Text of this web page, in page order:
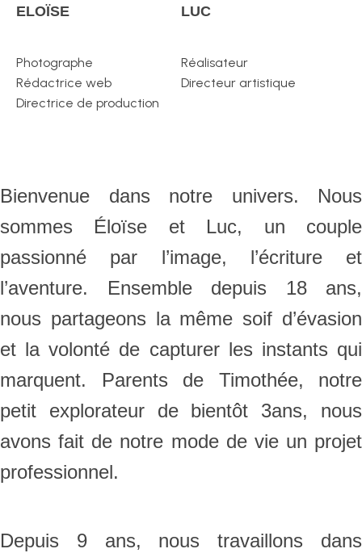
ELOÏSE
Photographe
Rédactrice web
Directrice de production
LUC
Réalisateur
Directeur artistique
Bienvenue dans notre univers. Nous
sommes Éloïse et Luc, un couple
passionné par l’image, l’écriture et
l’aventure. Ensemble depuis 18 ans,
nous partageons la même soif d’évasion
et la volonté de capturer les instants qui
marquent. Parents de Timothée, notre
petit explorateur de bientôt 3ans, nous
avons fait de notre mode de vie un projet
professionnel.
Depuis 9 ans, nous travaillons dans